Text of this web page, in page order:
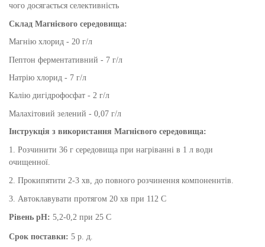
чого досягається селективність
Склад Магнієвого середовища:
Магнію хлорид - 20 г/л
Пептон ферментативний - 7 г/л
Натрію хлорид - 7 г/л
Калію дигідрофосфат - 2 г/л
Малахітовий зелений - 0,07 г/л
Інструкція з використання Магнієвого середовища:
1. Розчинити 36 г середовища при нагріванні в 1 л води
очищенної.
2. Прокипятити 2-3 хв, до повного розчинення компоненнтів.
3. Автоклавувати протягом 20 хв при 112 С
Рівень pH: 5,2-0,2 при 25 С
Срок поставки: 5 р. д.